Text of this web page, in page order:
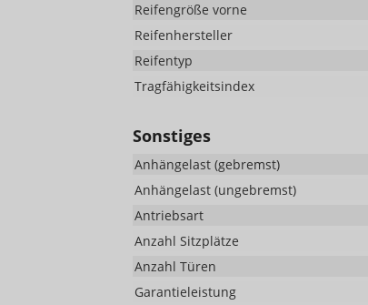
Reifengröße vorne
Reifenhersteller
Reifentyp
Tragfähigkeitsindex
Sonstiges
Anhängelast (gebremst)
Anhängelast (ungebremst)
Antriebsart
Anzahl Sitzplätze
Anzahl Türen
Garantieleistung